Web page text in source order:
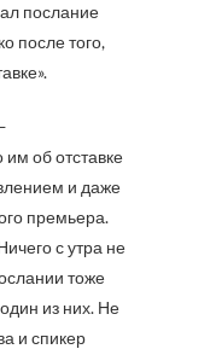
послание
после того,
им об отставке
и даже
премьера.
с утра не
тоже
из них. Не
и спикер